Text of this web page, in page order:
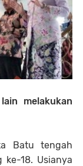
melakukan
Batu tengah
18. Usianya